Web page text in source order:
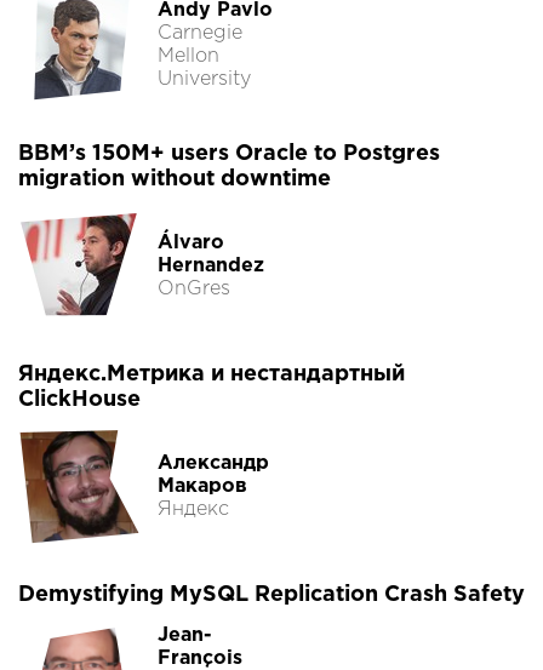
Andy Pavlo
Carnegie
Mellon
University
BBM’s 150M+ users Oracle to Postgres
migration without downtime
Álvaro
Hernandez
OnGres
Яндекс.Метрика и нестандартный
ClickHouse
Александр
Макаров
Яндекс
Demystifying MySQL Replication Crash Safety
Jean-
François